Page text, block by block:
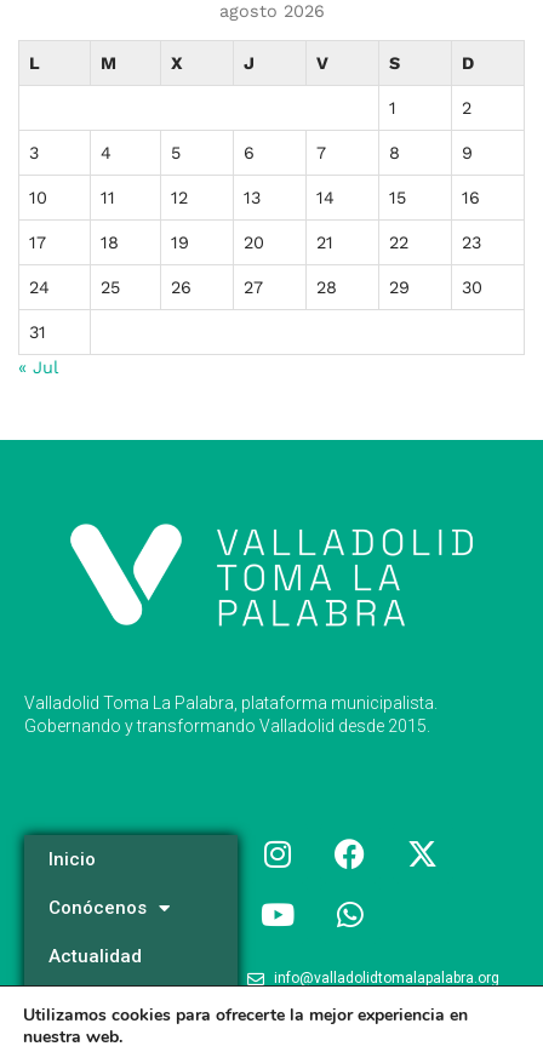
agosto 2026
L M X J V S D
1 2
3 4 5 6 7 8 9
10 11 12 13 14 15 16
17 18 19 20 21 22 23
24 25 26 27 28 29 30
31
« Jul
Valladolid Toma La Palabra, plataforma municipalista.
Gobernando y transformando Valladolid desde 2015.
Inicio
Conócenos
Actualidad
Programa
info@valladolidtomalapalabra.org
+34 983 426 124
Utilizamos cookies para ofrecerte la mejor experiencia en
nuestra web.